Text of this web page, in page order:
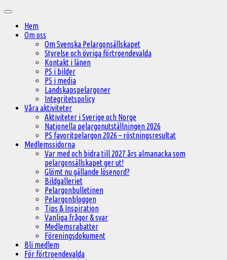
innehåll
Huvudmeny
Hem
Om oss
Om Svenska Pelargonsällskapet
Styrelse och övriga förtroendevalda
Kontakt i länen
PS i bilder
PS i media
Landskapspelargoner
Integritetspolicy
Våra aktiviteter
Aktiviteter i Sverige och Norge
Nationella pelargonutställningen 2026
PS favoritpelargon 2026 – röstningsresultat
Medlemssidorna
Var med och bidra till 2027 års almanacka som
pelargonsällskapet ger ut!
Glömt nu gällande lösenord?
Bildgalleriet
Pelargonbulletinen
Pelargonbloggen
Tips & Inspiration
Vanliga frågor & svar
Medlemsrabatter
Föreningsdokument
Bli medlem
För förtroendevalda